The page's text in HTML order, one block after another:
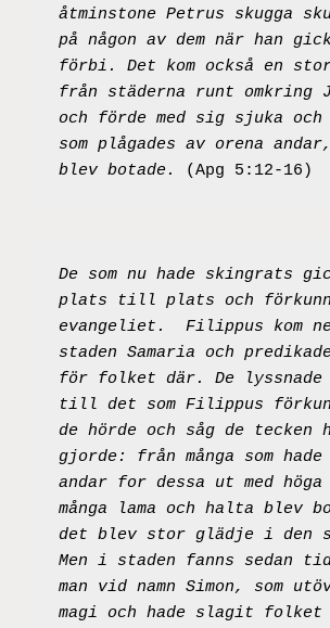
åtminstone Petrus skugga
på någon av dem när han
förbi. Det kom också en
från städerna runt omkring
och förde med sig sjuka och
som plågades av orena
blev botade.
(Apg 5:12-16)
De som nu hade skingrats
plats till plats och
evangeliet.  Filippus kom
staden Samaria och
för folket där. De lyssnade
till det som Filippus
de hörde och såg de tecken
gjorde: från många som hade
andar for dessa ut med
många lama och halta blev
det blev stor glädje i den
Men i staden fanns sedan
man vid namn Simon, som
magi och hade slagit